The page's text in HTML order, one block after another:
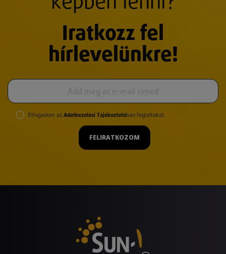
Iratkozz fel
hírlevelünkre!
Elfogadom az Adatkezelési Tájékoztatóban foglaltakat.
FELIRATKOZOM